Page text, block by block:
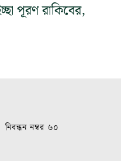
পূরণ রাকিবের,
নিবন্ধন নম্বর ৬০